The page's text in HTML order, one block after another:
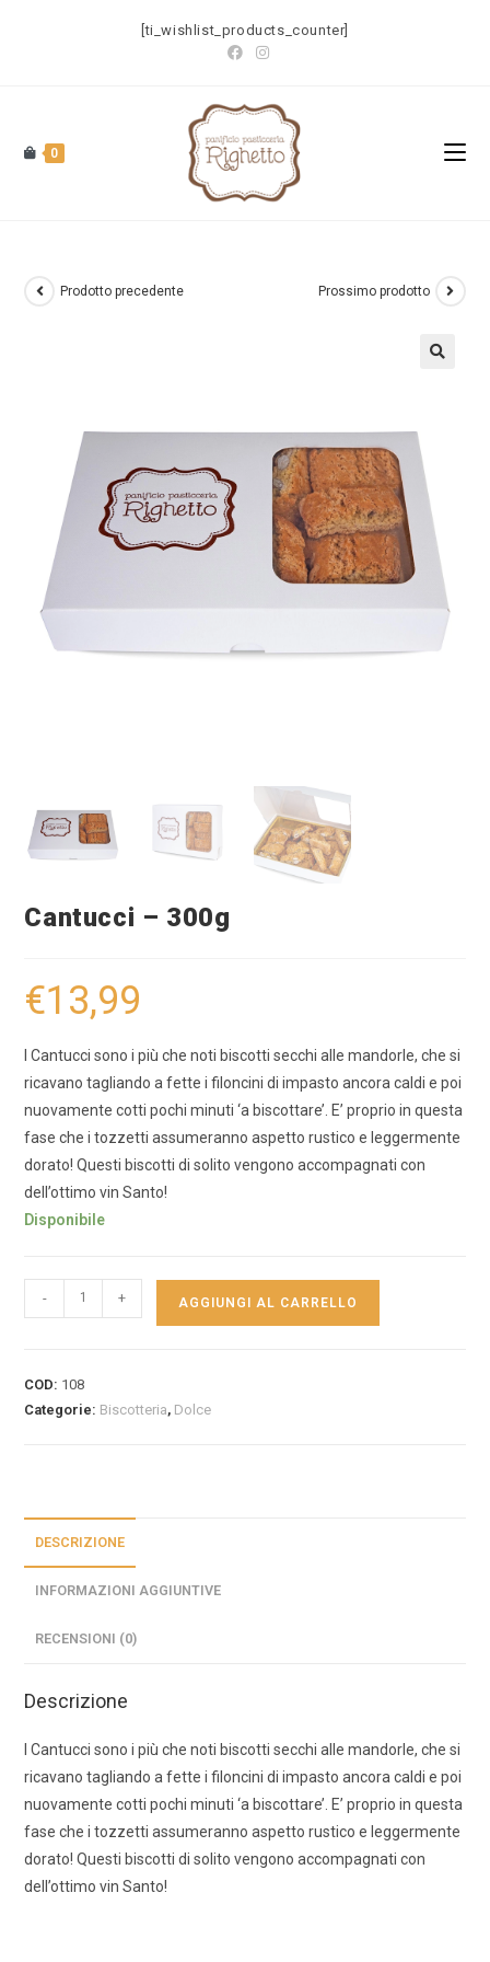
[ti_wishlist_products_counter]
0
Prodotto precedente Prossimo prodotto
Cantucci – 300g
€13,99
I Cantucci sono i più che noti biscotti secchi alle mandorle, che si
ricavano tagliando a fette i filoncini di impasto ancora caldi e poi
nuovamente cotti pochi minuti ‘a biscottare’. E’ proprio in questa
fase che i tozzetti assumeranno aspetto rustico e leggermente
dorato! Questi biscotti di solito vengono accompagnati con
dell’ottimo vin Santo!
Disponibile
- + AGGIUNGI AL CARRELLO
COD: 108
Categorie: Biscotteria, Dolce
DESCRIZIONE
INFORMAZIONI AGGIUNTIVE
RECENSIONI (0)
Descrizione
I Cantucci sono i più che noti biscotti secchi alle mandorle, che si
ricavano tagliando a fette i filoncini di impasto ancora caldi e poi
nuovamente cotti pochi minuti ‘a biscottare’. E’ proprio in questa
fase che i tozzetti assumeranno aspetto rustico e leggermente
dorato! Questi biscotti di solito vengono accompagnati con
dell’ottimo vin Santo!